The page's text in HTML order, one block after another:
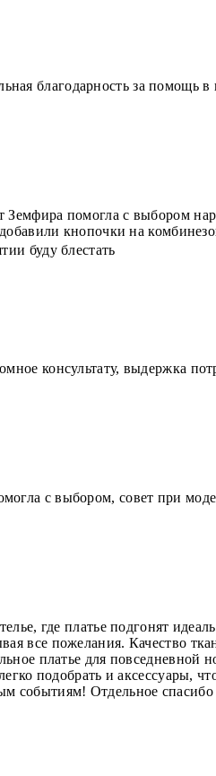
благодарность за помощь в
помогла с выбором
кнопочки на
буду блестать
консультату, выдержка
с выбором, совет при
где платье подгонят
все пожелания. Качество
платье для повседневной
подобрать и аксессуары,
событиям! Отдельное спасибо